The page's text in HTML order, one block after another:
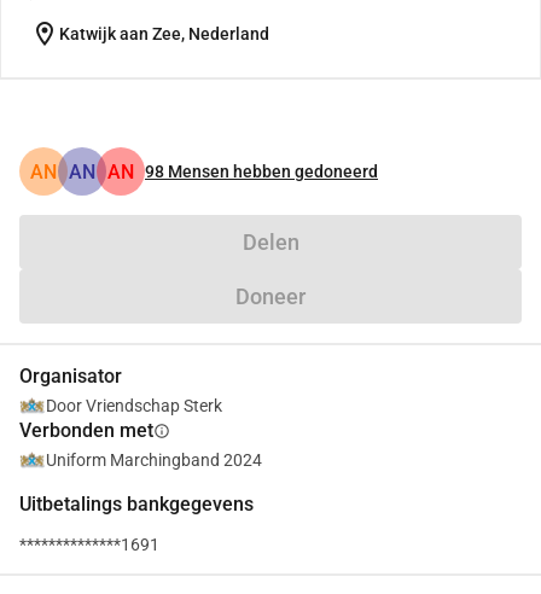
location_on Katwijk aan Zee, Nederland
AN AN AN 98 Mensen hebben gedoneerd
Delen
Doneer
Organisator
Door Vriendschap Sterk
Verbonden metinfo
Uniform Marchingband 2024
Uitbetalings bankgegevens
**************1691